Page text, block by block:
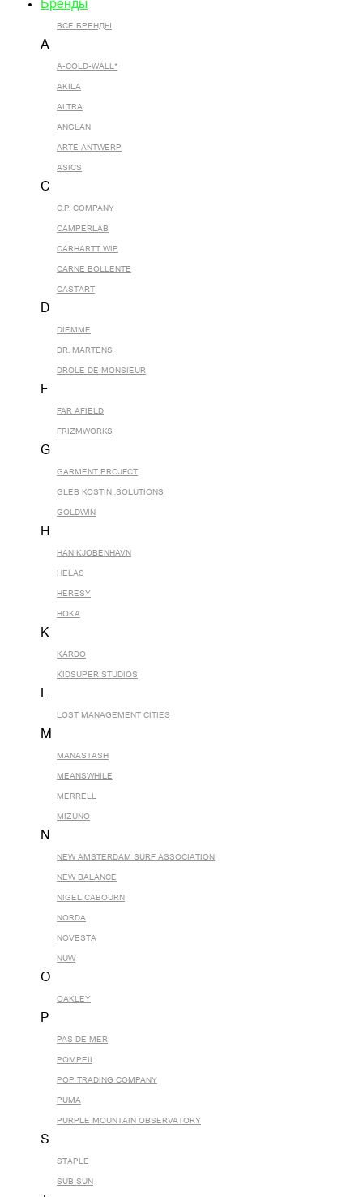
Бренды
ВСЕ БРЕНДЫ
A
A-COLD-WALL*
AKILA
ALTRA
ANGLAN
ARTE ANTWERP
ASICS
C
C.P. COMPANY
CAMPERLAB
CARHARTT WIP
CARNE BOLLENTE
CASTART
D
DIEMME
DR. MARTENS
DROLE DE MONSIEUR
F
FAR AFIELD
FRIZMWORKS
G
GARMENT PROJECT
GLEB KOSTIN .SOLUTIONS
GOLDWIN
H
HAN KJOBENHAVN
HELAS
HERESY
HOKA
K
KARDO
KIDSUPER STUDIOS
L
LOST MANAGEMENT CITIES
M
MANASTASH
MEANSWHILE
MERRELL
MIZUNO
N
NEW AMSTERDAM SURF ASSOCIATION
NEW BALANCE
NIGEL CABOURN
NORDA
NOVESTA
NUW
O
OAKLEY
P
PAS DE MER
POMPEII
POP TRADING COMPANY
PUMA
PURPLE MOUNTAIN OBSERVATORY
S
STAPLE
SUB SUN